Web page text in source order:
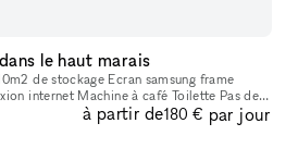
le haut marais
de stockage Ecran samsung frame
internet Machine à café Toilette Pas de
à partir de180 € par jour